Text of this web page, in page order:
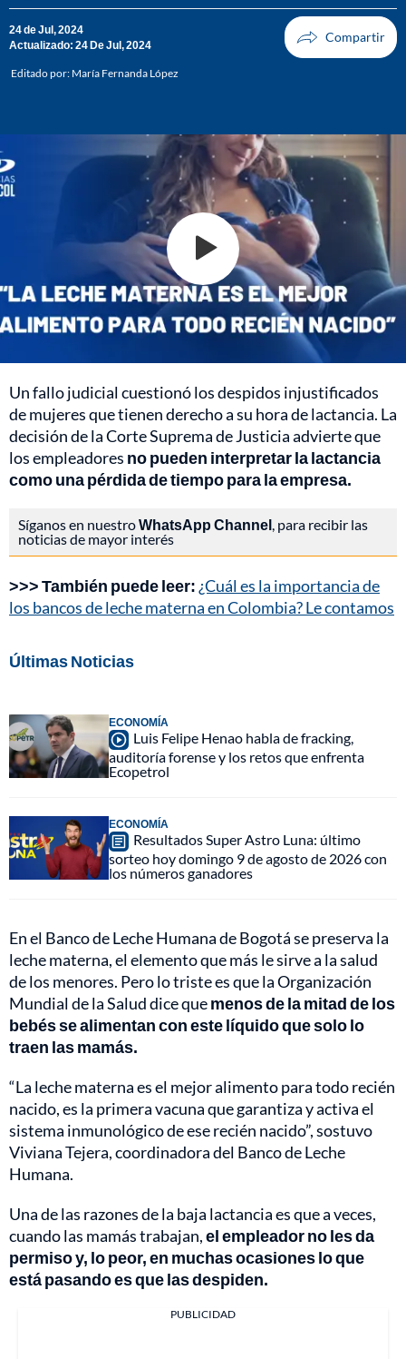
24 de Jul, 2024
Actualizado: 24 De Jul, 2024
Editado por: María Fernanda López
Un fallo judicial cuestionó los despidos injustificados
de mujeres que tienen derecho a su hora de lactancia. La
decisión de la Corte Suprema de Justicia advierte que
los empleadores no pueden interpretar la lactancia
como una pérdida de tiempo para la empresa.
Síganos en nuestroWhatsApp Channel , para recibir las
noticias de mayor interés
>>> También puede leer: ¿Cuál es la importancia de
los bancos de leche materna en Colombia? Le contamos
Últimas Noticias
ECONOMÍA
Luis Felipe Henao habla de fracking,
auditoría forense y los retos que enfrenta
Ecopetrol
ECONOMÍA
Resultados Super Astro Luna: último
sorteo hoy domingo 9 de agosto de 2026 con
los números ganadores
En el Banco de Leche Humana de Bogotá se preserva la
leche materna, el elemento que más le sirve a la salud
de los menores. Pero lo triste es que la Organización
Mundial de la Salud dice quemenos de la mitad de los
bebés se alimentan con este líquido que solo lo
traen las mamás.
“La leche materna es el mejor alimento para todo recién
nacido, es la primera vacuna que garantiza y activa el
sistema inmunológico de ese recién nacido”, sostuvo
Viviana Tejera, coordinadora del Banco de Leche
Humana.
Una de las razones de la baja lactancia es que a veces,
cuando las mamás trabajan,el empleador no les da
permiso y, lo peor, en muchas ocasiones lo que
está pasando es que las despiden.
PUBLICIDAD